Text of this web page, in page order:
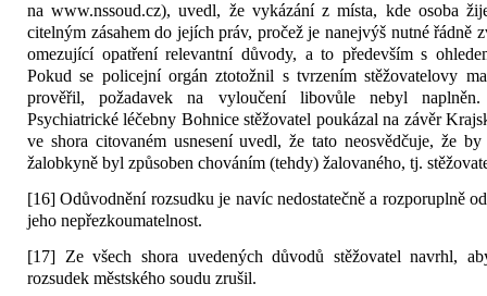
na www.nssoud.cz), uvedl, že vykázání z místa, kde osoba
citelným zásahem do jejích práv, pročež je nanejvýš nutné řádně
omezující opatření relevantní důvody, a to především s
Pokud se policejní orgán ztotožnil s tvrzením stěžovatelovy
prověřil, požadavek na vyloučení libovůle nebyl
Psychiatrické léčebny Bohnice stěžovatel poukázal na závěr
ve shora citovaném usnesení uvedl, že tato neosvědčuje, že
žalobkyně byl způsoben chováním (tehdy) žalovaného, tj.
[16] Odůvodnění rozsudku je navíc nedostatečně a rozporuplně
jeho nepřezkoumatelnost.
[17] Ze všech shora uvedených důvodů stěžovatel navrhl,
rozsudek městského soudu zrušil.